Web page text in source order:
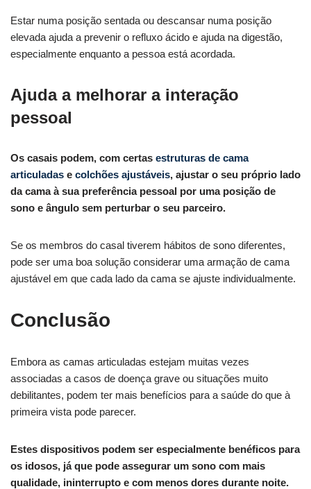
Estar numa posição sentada ou descansar numa posição
elevada ajuda a prevenir o refluxo ácido e ajuda na digestão,
especialmente enquanto a pessoa está acordada.
Ajuda a melhorar a interação
pessoal
Os casais podem, com certas estruturas de cama
articuladas e colchões ajustáveis, ajustar o seu próprio lado
da cama à sua preferência pessoal por uma posição de
sono e ângulo sem perturbar o seu parceiro.
Se os membros do casal tiverem hábitos de sono diferentes,
pode ser uma boa solução considerar uma armação de cama
ajustável em que cada lado da cama se ajuste individualmente.
Conclusão
Embora as camas articuladas estejam muitas vezes
associadas a casos de doença grave ou situações muito
debilitantes, podem ter mais benefícios para a saúde do que à
primeira vista pode parecer.
Estes dispositivos podem ser especialmente benéficos para
os idosos, já que pode assegurar um sono com mais
qualidade, ininterrupto e com menos dores durante noite.